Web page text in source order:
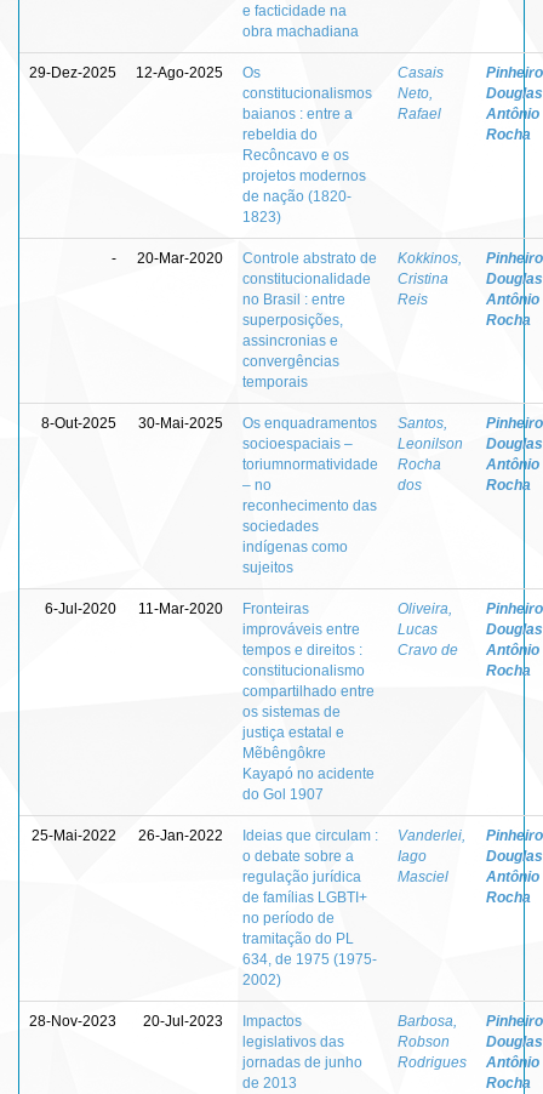
e facticidade na
obra machadiana
29-Dez-2025 12-Ago-2025
Os
constitucionalismos
baianos : entre a
rebeldia do
Recôncavo e os
projetos modernos
de nação (1820-
1823)
Casais
Neto,
Rafael
Douglas
Antônio
Rocha
- 20-Mar-2020
Controle abstrato de
constitucionalidade
no Brasil : entre
superposições,
assincronias e
convergências
temporais
Kokkinos,
Cristina
Reis
Douglas
Antônio
Rocha
8-Out-2025 30-Mai-2025
Os enquadramentos
socioespaciais –
toriumnormatividade
– no
reconhecimento das
sociedades
indígenas como
sujeitos
Santos,
Leonilson
Rocha
dos
Douglas
Antônio
Rocha
6-Jul-2020 11-Mar-2020
Fronteiras
improváveis entre
tempos e direitos :
constitucionalismo
compartilhado entre
os sistemas de
justiça estatal e
Mẽbêngôkre
Kayapó no acidente
do Gol 1907
Oliveira,
Lucas
Cravo de
Douglas
Antônio
Rocha
25-Mai-2022 26-Jan-2022
Ideias que circulam :
o debate sobre a
regulação jurídica
de famílias LGBTI+
no período de
tramitação do PL
634, de 1975 (1975-
2002)
Vanderlei,
Iago
Masciel
Douglas
Antônio
Rocha
28-Nov-2023 20-Jul-2023
Impactos
legislativos das
jornadas de junho
de 2013
Barbosa,
Robson
Rodrigues
Douglas
Antônio
Rocha